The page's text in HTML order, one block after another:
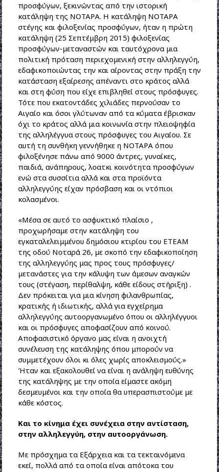
προσφύγων, ξεκινώντας από την ιστορική
κατάληψη της ΝΟΤΑΡΑ. Η κατάληψη ΝΟΤΑΡΑ
στέγης και φιλοξενίας προσφύγων, ήταν η πρώτη
κατάληψη (25 Σεπτέμβρη 2015) φιλοξενίας
προσφύγων-μεταναστών και ταυτόχρονα μια
πολιτική πρόταση περιεχομενική στην αλληλεγγύη,
εδαφικοποιώντας την και αίροντας στην πράξη την
κατάσταση εξαίρεσης απέναντι στο κράτος αλλά
και στη φύση που είχε επιβληθεί στους πρόσφυγες.
Τότε που εκατοντάδες χιλιάδες περνούσαν το
Αιγαίο και όσοι γλύτωναν από τα κύματα έβρισκαν
όχι το κράτος αλλά μια κοινωνία στην πλειοψηφία
της αλληλέγγυα στους πρόσφυγες του Αιγαίου. Σε
αυτή τη συνθήκη γεννήθηκε η ΝΟΤΑΡΑ όπου
φιλοξένησε πάνω από 9000 άντρες, γυναίκες,
παιδιά, ανάπηρους, λοατκι κοινότητα προσφύγων
ενώ στα συσσίτια αλλά και στα προϊόντα
αλληλεγγύης είχαν πρόσβαση και οι ντόπιοι
κολασμένοι.
«Μέσα σε αυτό το ασφυκτικό πλαίσιο ,
προχωρήσαμε στην κατάληψη του
εγκαταλελειμμένου δημόσιου κτιρίου του ΕΤΕΑΜ
της οδού Νοταρά 26, με σκοπό την εδαφικοποίηση
της αλληλεγγύης μας προς τους πρόσφυγες/
μετανάστες για την κάλυψη των άμεσων αναγκών
τους (στέγαση, περίθαλψη, κάθε είδους στήριξη) .
Δεν πρόκειται για μια κίνηση φιλανθρωπίας,
κρατικής ή ιδιωτικής, αλλά για εγχείρημα
αλληλεγγύης αυτοοργανωμένο όπου οι αλληλέγγυοι
και οι πρόσφυγες αποφασίζουν από κοινού.
Αποφασιστικό όργανο μας είναι η ανοιχτή
συνέλευση της κατάληψης όπου μπορούν να
συμμετέχουν όλοι κι όλες χωρίς αποκλεισμούς.»
Ήταν και εξακολουθεί να είναι η ανάληψη ευθύνης
της κατάληψης με την οποία είμαστε ακόμη
δεσμευμένοι και την οποία θα υπερασπιστούμε με
κάθε κόστος.
Και το κίνημα έχει συνέχεια στην αντίσταση,
στην αλληλεγγύη, στην αυτοοργάνωση.
Με πρόσχημα τα Εξάρχεια και τα τεκταινόμενα
εκεί, πολλά από τα οποία είναι απότοκα του